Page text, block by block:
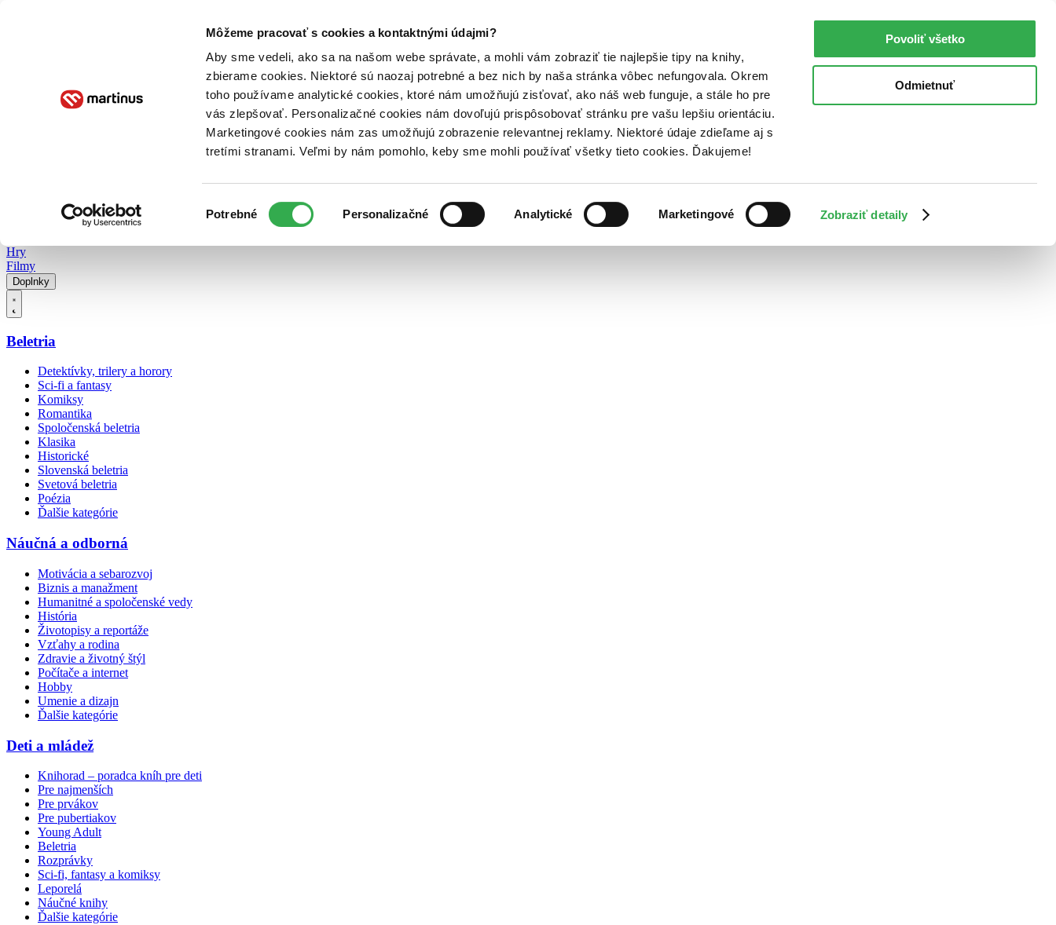
Môžeme pracovať s cookies a kontaktnými údajmi?
Aby sme vedeli, ako sa na našom webe správate, a mohli vám zobraziť tie najlepšie tipy na knihy,
zbierame cookies. Niektoré sú naozaj potrebné a bez nich by naša stránka vôbec nefungovala. Okrem
toho používame analytické cookies, ktoré nám umožňujú zisťovať, ako náš web funguje, a stále ho pre
vás zlepšovať. Personalizačné cookies nám dovoľujú prispôsobovať stránku pre vašu lepšiu orientáciu.
Marketingové cookies nám zas umožňujú zobrazenie relevantnej reklamy. Niektoré údaje zdieľame aj s
tretími stranami. Veľmi by nám pomohlo, keby sme mohli používať všetky tieto cookies. Ďakujeme!
súhlasu
Potrebné Personalizačné Analytické Marketingové Zobraziť detaily
Povoliť všetko
Odmietnuť
Poukážky Kontakt
Hry
Filmy
Doplnky
Beletria
Detektívky, trilery a horory
Sci-fi a fantasy
Komiksy
Romantika
Spoločenská beletria
Klasika
Historické
Slovenská beletria
Svetová beletria
Poézia
Ďalšie kategórie
Náučná a odborná
Motivácia a sebarozvoj
Biznis a manažment
Humanitné a spoločenské vedy
História
Životopisy a reportáže
Vzťahy a rodina
Zdravie a životný štýl
Počítače a internet
Hobby
Umenie a dizajn
Ďalšie kategórie
Deti a mládež
Knihorad – poradca kníh pre deti
Pre najmenších
Pre prvákov
Pre pubertiakov
Young Adult
Beletria
Rozprávky
Sci-fi, fantasy a komiksy
Leporelá
Náučné knihy
Ďalšie kategórie